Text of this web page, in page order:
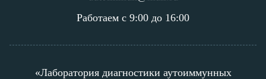
Работаем с 9:00 до 16:00
«Лаборатория диагностики аутоиммунных